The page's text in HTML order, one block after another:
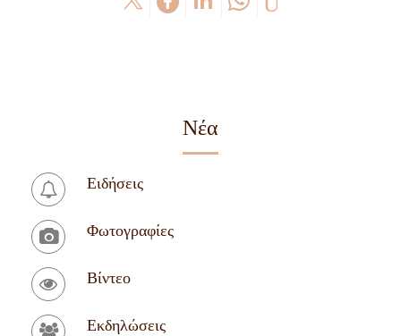
Νέα
Ειδήσεις
Φωτογραφίες
Βίντεο
Εκδηλώσεις